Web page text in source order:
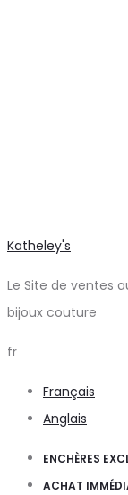
Katheley's
Le Site de ventes
bijoux couture
fr
Français
Anglais
ENCHÈRES
ACHAT